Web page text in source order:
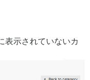
表示されていないカ